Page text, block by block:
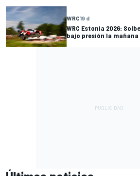
WRC19 d
WRC Estonia 2026:
bajo presión la mañana